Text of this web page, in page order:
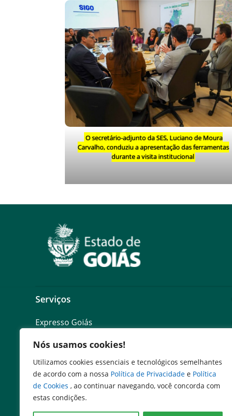
Nós usamos cookies!
Utilizamos cookies essenciais e tecnológicos semelhantes
de acordo com a nossa Política de Privacidade e Política
de Cookies , ao continuar navegando, você concorda com
estas condições.
O secretário-adjunto da SES, Luciano de Moura
Carvalho, conduziu a apresentação das ferramentas
durante a visita institucional
Serviços
Expresso Goiás
Expresso Servidor
SEI Governadoria
Cadastro de Autoridades
Escola de Governo
Agenda de Autoridades